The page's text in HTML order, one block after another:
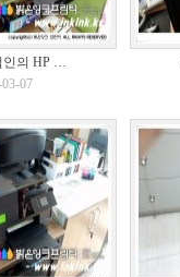
인의 HP …
07